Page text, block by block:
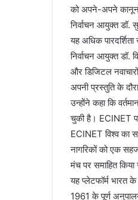
को अपने-अपने
निर्वाचन आयुक्त डॉ.
यह अधिक
निर्वाचन आयुक्त डॉ.
और डिजिटल
अपनी प्रस्तुति के
उन्होंने कहा कि
चुकी है। ECINET
ECINET विश्व का
नागरिकों को एक
मंच पर समाहित किया
यह प्लेटफॉर्म भारत
1961 के पूर्ण